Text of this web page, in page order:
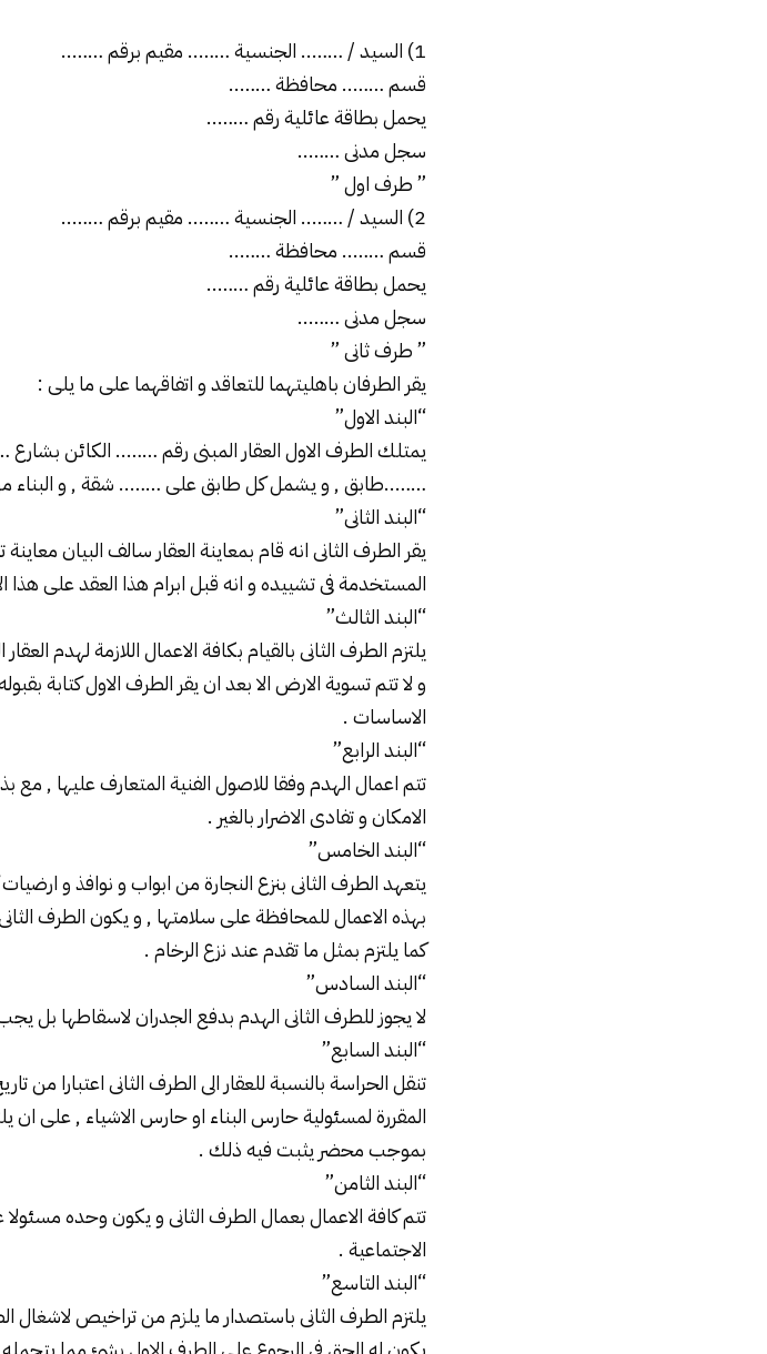
1) السيد / …….. الجنسية …….. مقيم برقم ……..
قسم …….. محافظة ……..
يحمل بطاقة عائلية رقم ……..
سجل مدنى ……..
” طرف اول ”
2) السيد / …….. الجنسية …….. مقيم برقم ……..
قسم …….. محافظة ……..
يحمل بطاقة عائلية رقم ……..
سجل مدنى ……..
” طرف ثانى ”
يقر الطرفان باهليتهما للتعاقد و اتفاقهما على ما يلى :
“البند الاول”
يمتلك الطرف الاول العقار المبنى رقم …….. الكائن
……..طابق , و يشمل كل طابق على …….. شقة , و البناء من
“البند الثانى”
يقر الطرف الثانى انه قام بمعاينة العقار سالف البيان
المستخدمة فى تشييده و انه قبل ابرام هذا العقد على هذا
“البند الثالث”
يلتزم الطرف الثانى بالقيام بكافة الاعمال اللازمة لهدم
و لا تتم تسوية الارض الا بعد ان يقر الطرف الاول كتابة
الاساسات .
“البند الرابع”
تتم اعمال الهدم وفقا للاصول الفنية المتعارف عليها , مع
الامكان و تفادى الاضرار بالغير .
“البند الخامس”
يتعهد الطرف الثانى بنزع النجارة من ابواب و نوافذ و
بهذه الاعمال للمحافظة على سلامتها , و يكون الطرف
كما يلتزم بمثل ما تقدم عند نزع الرخام .
“البند السادس”
لا يجوز للطرف الثانى الهدم بدفع الجدران لاسقاطها بل
“البند السابع”
تنقل الحراسة بالنسبة للعقار الى الطرف الثانى اعتبارا
المقررة لمسئولية حارس البناء او حارس الاشياء , على ان
بموجب محضر يثبت فيه ذلك .
“البند الثامن”
تتم كافة الاعمال بعمال الطرف الثانى و يكون وحده مسئولا
الاجتماعية .
“البند التاسع”
يلتزم الطرف الثانى باستصدار ما يلزم من تراخيص